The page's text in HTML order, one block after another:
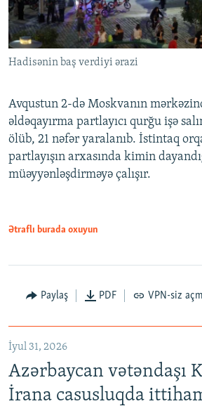
Hadisənin baş verdiyi ərazi
Avqustun 2-də Moskvanın
əldəqayırma partlayıcı qurğu işə
ölüb, 21 nəfər yaralanıb. İstintaq
partlayışın arxasında kimin
müəyyənləşdirməyə çalışır.
Ətraflı burada oxuyun
Paylaş PDF VPN-siz
İyul 31, 2026
Azərbaycan vətəndaşı
İrana casusluqda